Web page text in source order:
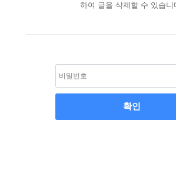
하여 글을 삭제할 수 있습니